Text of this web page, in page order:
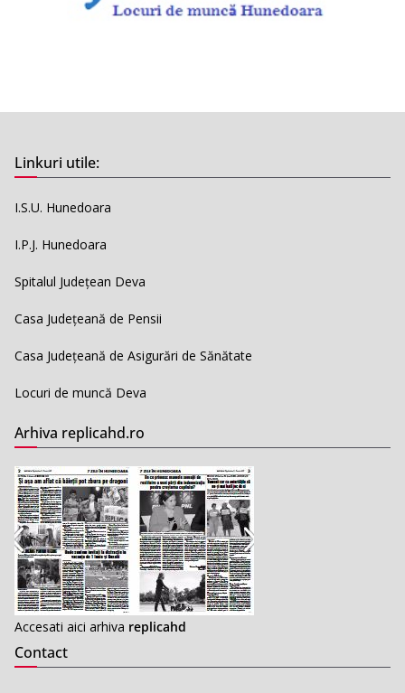
Linkuri utile:
I.S.U. Hunedoara
I.P.J. Hunedoara
Spitalul Județean Deva
Casa Județeană de Pensii
Casa Județeană de Asigurări de Sănătate
Locuri de muncă Deva
Arhiva replicahd.ro
Accesati aici arhiva replicahd
Contact